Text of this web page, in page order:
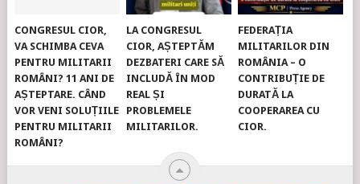
CONGRESUL CIOR,
VA SCHIMBA CEVA
PENTRU MILITARII
ROMÂNI? 11 ANI DE
AȘTEPTARE. CÂND
VOR VENI SOLUȚIILE
PENTRU MILITARII
ROMÂNI?
LA CONGRESUL
CIOR, AȘTEPTĂM
DEZBATERI CARE SĂ
INCLUDĂ ÎN MOD
REAL ȘI
PROBLEMELE
MILITARILOR.
FEDERAȚIA
MILITARILOR DIN
ROMÂNIA – O
CONTRIBUȚIE DE
DURATĂ LA
COOPERAREA CU
CIOR.